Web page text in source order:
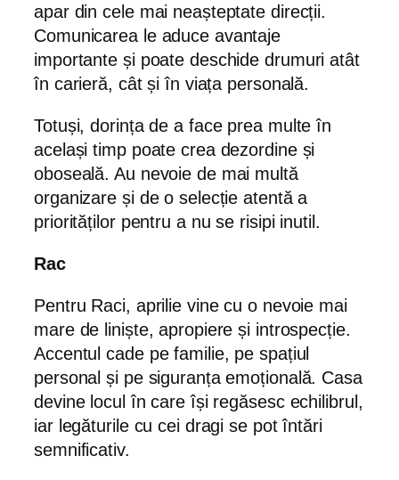
apar din cele mai neașteptate direcții.
Comunicarea le aduce avantaje
importante și poate deschide drumuri atât
în carieră, cât și în viața personală.
Totuși, dorința de a face prea multe în
același timp poate crea dezordine și
oboseală. Au nevoie de mai multă
organizare și de o selecție atentă a
priorităților pentru a nu se risipi inutil.
Rac
Pentru Raci, aprilie vine cu o nevoie mai
mare de liniște, apropiere și introspecție.
Accentul cade pe familie, pe spațiul
personal și pe siguranța emoțională. Casa
devine locul în care își regăsesc echilibrul,
iar legăturile cu cei dragi se pot întări
semnificativ.